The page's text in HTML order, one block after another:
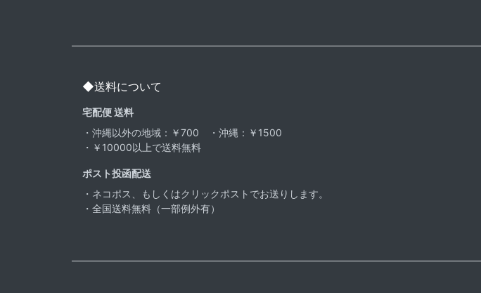
◆送料について
宅配便 送料
・沖縄以外の地域：￥700 ・沖縄：￥1500
・￥10000以上で送料無料
ポスト投函配送
・ネコポス、もしくはクリックポストでお送りします。
・全国送料無料（一部例外有）